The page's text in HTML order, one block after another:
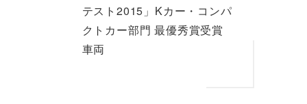
テスト2015」Kカー・コンパ
クトカー部門 最優秀賞受賞
車両